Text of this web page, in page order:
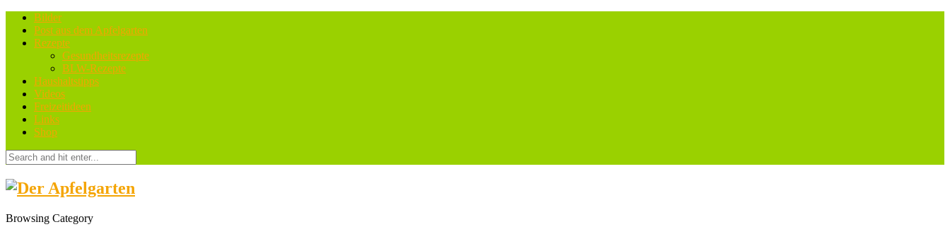
Bilder
Post aus dem Apfelgarten
Rezepte
Gesundheitsrezepte
BLW-Rezepte
Haushaltstipps
Videos
Freizeitideen
Links
Shop
Browsing Category